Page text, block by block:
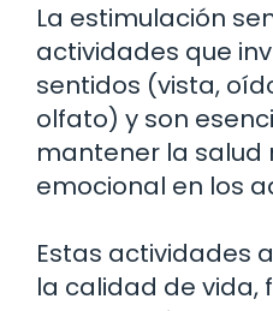
La estimulación
actividades que
sentidos (vista,
olfato) y son
mantener la salud
emocional en los
Estas actividades
la calidad de vida,